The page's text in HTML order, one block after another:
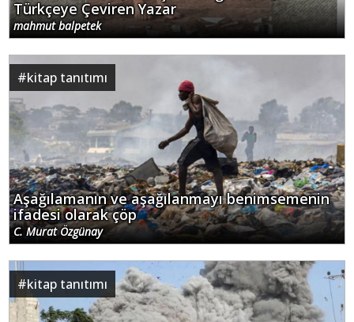
Türkçeye Çeviren Yazar
mahmut balpetek
#kitap tanıtımı
Aşağılamanın ve aşağılanmayı benimsemenin
ifadesi olarak çöp
C. Murat Özgünay
#kitap tanıtımı